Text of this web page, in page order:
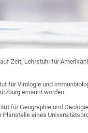
Zeit, Lehrstuhl für
für Virologie und
ernannt worden.
für Geographie und
Planstelle eines